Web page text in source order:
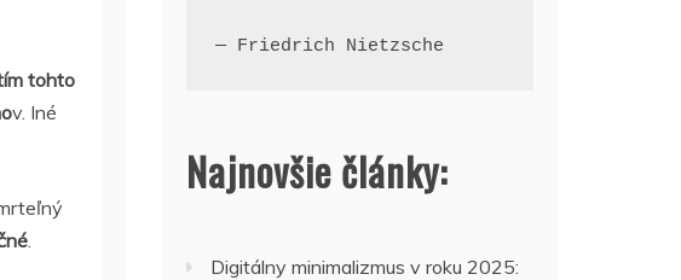
tohto
v. Iné
.
— Friedrich Nietzsche
Najnovšie články:
Digitálny minimalizmus v roku 2025: